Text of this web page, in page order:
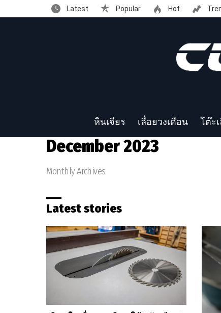
Latest Popular Hot
หินเจียร เลื่อยวงเดือน โต๊ะ
December 2023
Monthly Archives
Latest stories